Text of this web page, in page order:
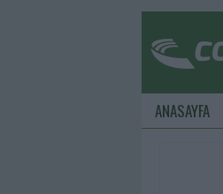
ANASAYFA